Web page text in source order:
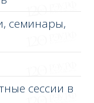
семинары,
сессии в